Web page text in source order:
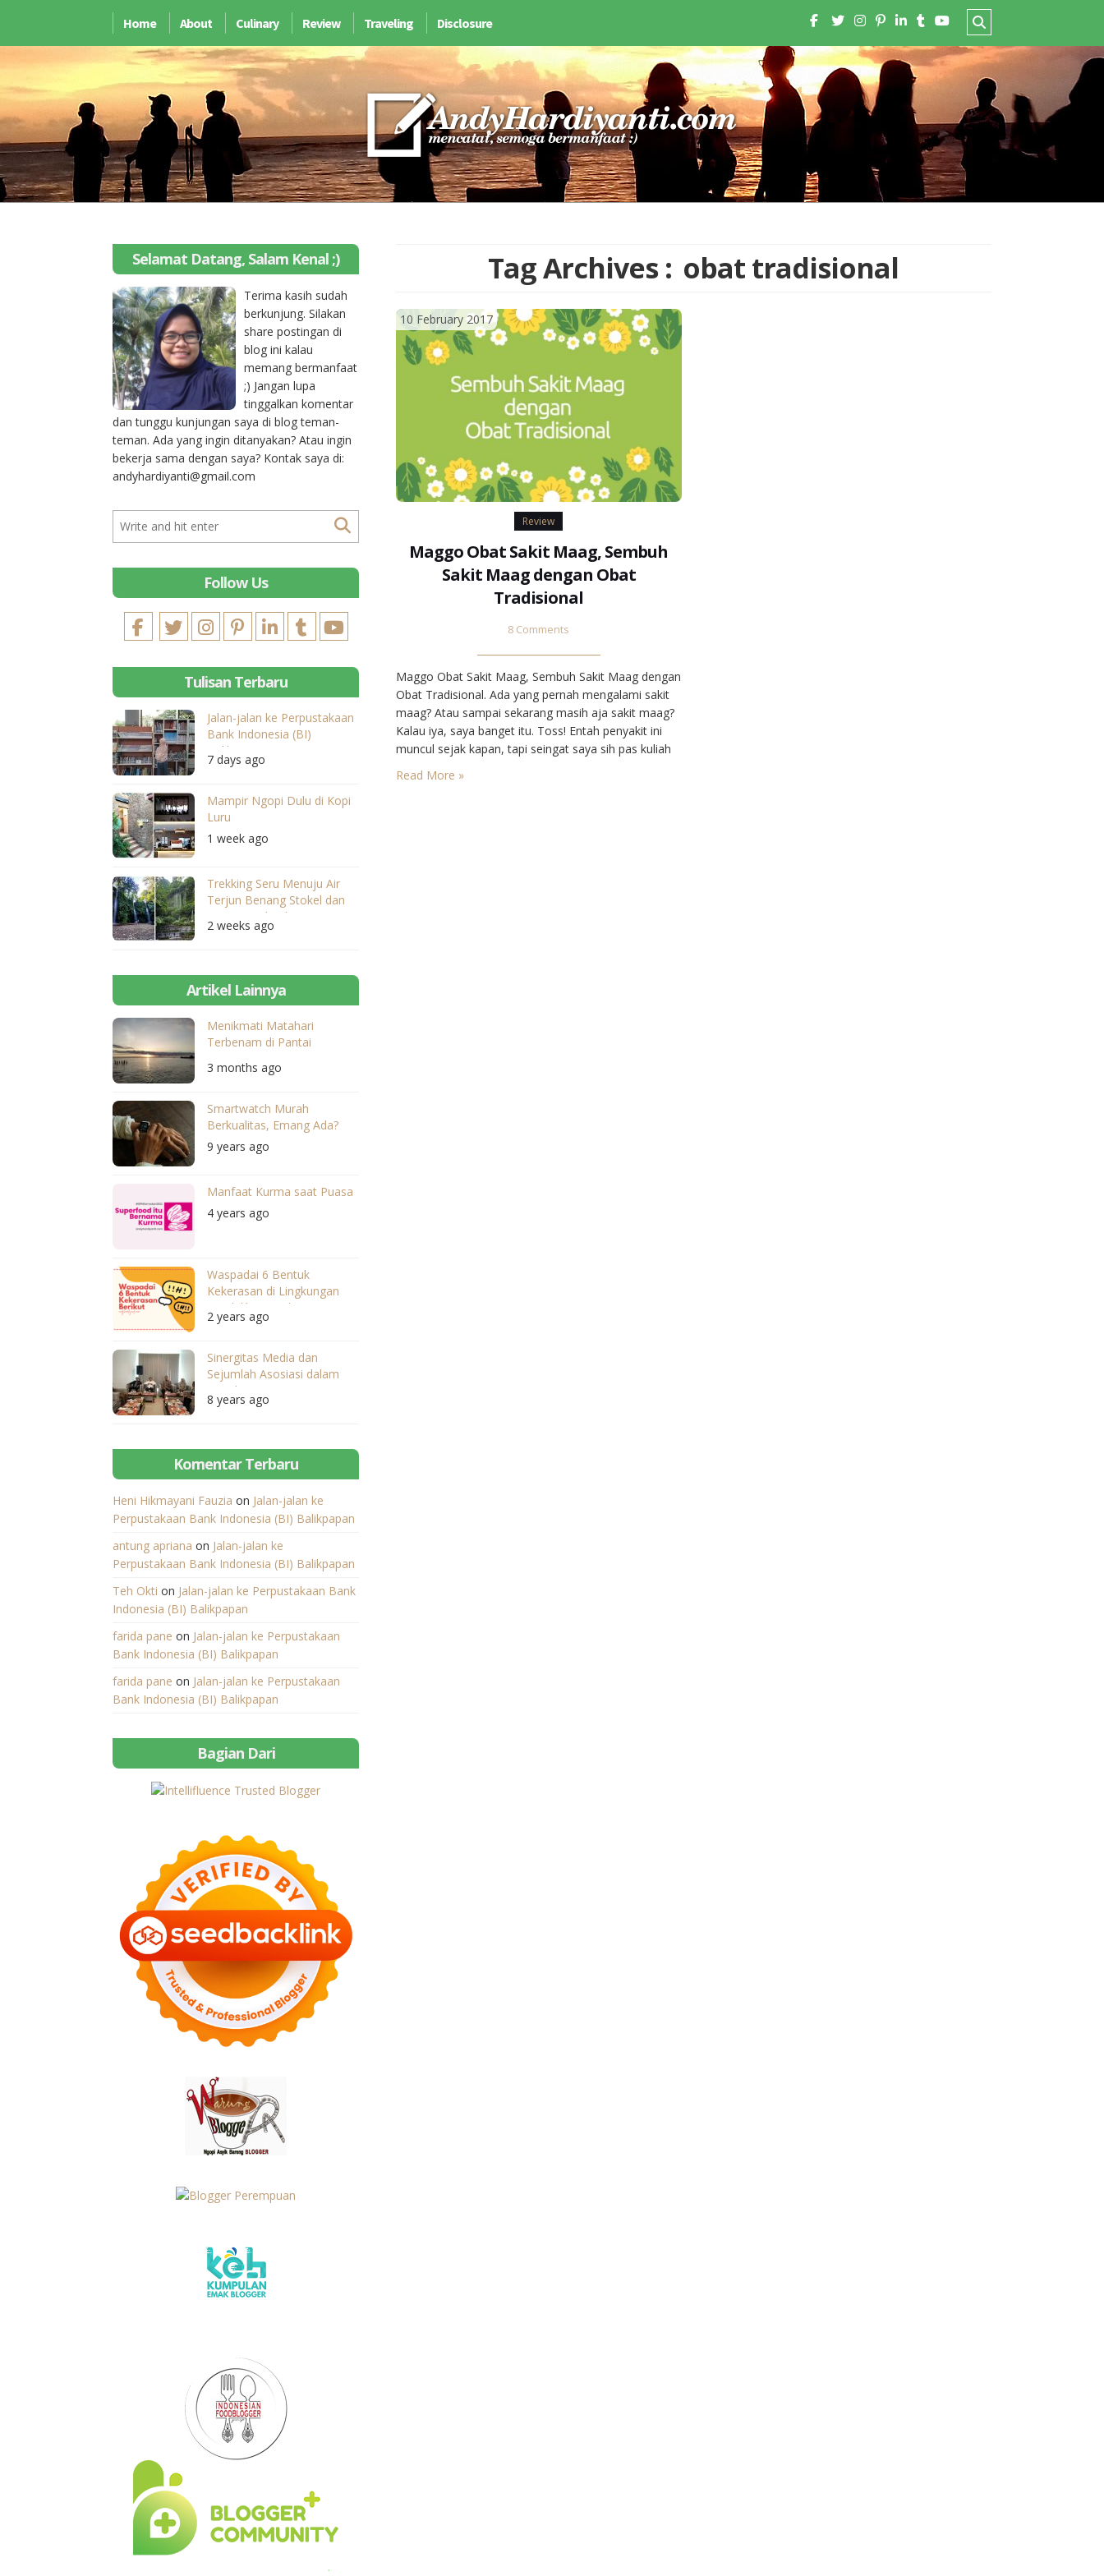
Home About Culinary Review Traveling Disclosure
Tag Archives : obat tradisional
10 February 2017
Review
Maggo Obat Sakit Maag, Sembuh
Sakit Maag dengan Obat
Tradisional
8 Comments
Maggo Obat Sakit Maag, Sembuh Sakit Maag dengan
Obat Tradisional. Ada yang pernah mengalami sakit
maag? Atau sampai sekarang masih aja sakit maag?
Kalau iya, saya banget itu. Toss! Entah penyakit ini
muncul sejak kapan, tapi seingat saya sih pas kuliah
adalah dimana saya sering banget merasakan yang
namanya sakit maag. Sampai beberapa kali harus izin
Read More »
Selamat Datang, Salam Kenal ;)
Terima kasih sudah
berkunjung. Silakan
share postingan di
blog ini kalau
memang bermanfaat
;) Jangan lupa
tinggalkan komentar
dan tunggu kunjungan saya di blog teman-
teman. Ada yang ingin ditanyakan? Atau ingin
bekerja sama dengan saya? Kontak saya di:
andyhardiyanti@gmail.com
Follow Us
Tulisan Terbaru
Jalan-jalan ke Perpustakaan
Bank Indonesia (BI)
Balikpapan
7 days ago
Mampir Ngopi Dulu di Kopi
Luru
1 week ago
Trekking Seru Menuju Air
Terjun Benang Stokel dan
Benang Kelambu
2 weeks ago
Artikel Lainnya
Menikmati Matahari
Terbenam di Pantai
3 months ago
Smartwatch Murah
Berkualitas, Emang Ada?
9 years ago
Manfaat Kurma saat Puasa
4 years ago
Waspadai 6 Bentuk
Kekerasan di Lingkungan
Pendidikan Anak
2 years ago
Sinergitas Media dan
Sejumlah Asosiasi dalam
Membangun Pariwisata
NTB
8 years ago
Komentar Terbaru
Heni Hikmayani Fauzia on Jalan-jalan ke
Perpustakaan Bank Indonesia (BI) Balikpapan
antung apriana on Jalan-jalan ke
Perpustakaan Bank Indonesia (BI) Balikpapan
Teh Okti on Jalan-jalan ke Perpustakaan Bank
Indonesia (BI) Balikpapan
farida pane on Jalan-jalan ke Perpustakaan
Bank Indonesia (BI) Balikpapan
farida pane on Jalan-jalan ke Perpustakaan
Bank Indonesia (BI) Balikpapan
Bagian Dari